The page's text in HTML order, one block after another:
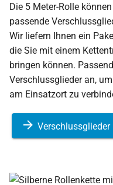
Die 5 Meter-Rolle
passende
Wir liefern Ihnen ein
die Sie mit einem
bringen können.
Verschlussglieder an,
am Einsatzort zu
Verschlussglieder